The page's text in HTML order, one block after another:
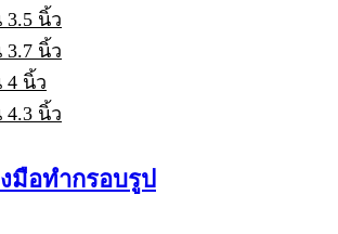
3.5 นิ้ว
3.7 นิ้ว
4 นิ้ว
4.3 นิ้ว
มือทำกรอบรูป